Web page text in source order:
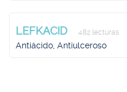
LEFKACID 482 lecturas
Antiácido, Antiulceroso